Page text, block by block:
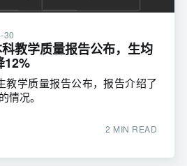
30
教学质量报告公布，生均
12%
教学质量报告公布，报告介绍了
情况。
2 MIN READ